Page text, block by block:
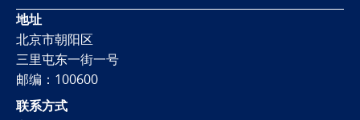
地址
北京市朝阳区
三里屯东一街一号
邮编：100600
联系方式